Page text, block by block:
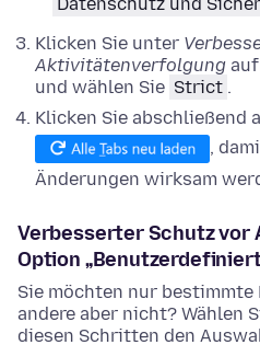
Datenschutz und
Klicken Sie unter
Aktivitätenverfolgung auf
und wählen Sie Strict .
Klicken Sie abschließend
,
Änderungen wirksam
Verbesserter Schutz
Option
Sie möchten nur bestimmte
andere aber nicht? Wählen
diesen Schritten den